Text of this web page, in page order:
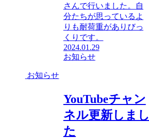
さんで行いました。自
分たちが思っているよ
りも耐荷重がありびっ
くりです。
2024.01.29
お知らせ
お知らせ
YouTubeチャン
ネル更新しまし
た